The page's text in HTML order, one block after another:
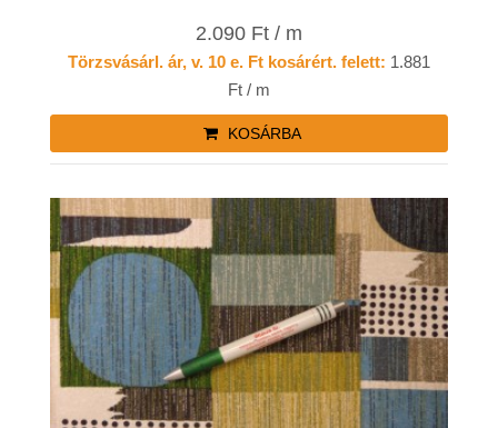
2.090 Ft / m
Törzsvásárl. ár, v. 10 e. Ft kosárért. felett: 1.881
Ft / m
KOSÁRBA